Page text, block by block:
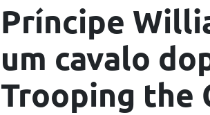
Príncipe
um cavalo
Trooping the